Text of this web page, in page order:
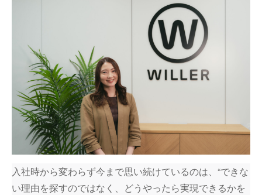
入社時から変わらず今まで思い続けているのは、“できな
い理由を探すのではなく、どうやったら実現できるかを